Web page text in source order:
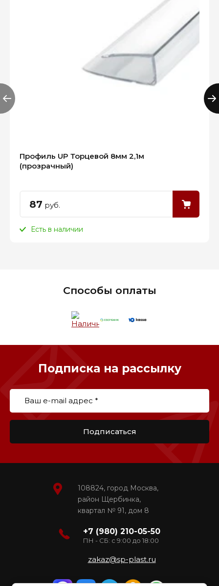
Профиль UP Торцевой 8мм 2,1м
(прозрачный)
87 руб.
Есть в наличии
Способы оплаты
Подписка на рассылку
Подписаться
108824, город Москва,
район Щербинка,
квартал № 91, дом 8
+7 (980) 210-05-50
ПН - СБ: с 9:00 до 18:00
zakaz@sp-plast.ru